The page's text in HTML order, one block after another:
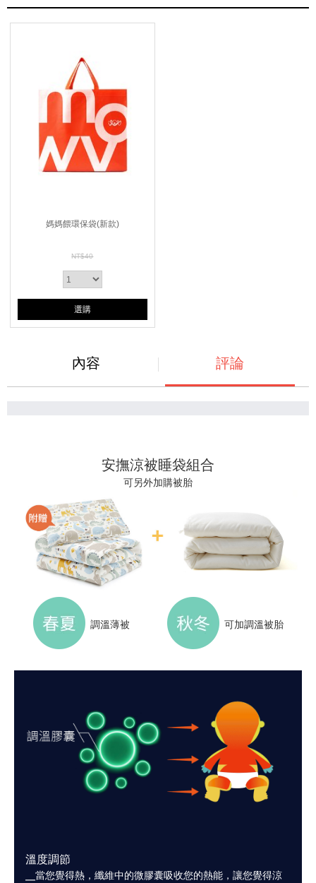
媽媽餵環保袋(新款)
NT$40
選購
內容 評論
安撫涼被睡袋組合
可另外加購被胎
調溫薄被 可加調溫被胎
溫度調節
╴當您覺得熱，纖維中的微膠囊吸收您的熱能，讓您覺得涼